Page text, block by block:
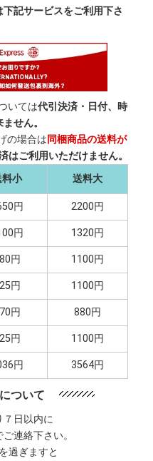
記サービスをご利用下さ
いては代引決済・日付、時
せん。
の場合は同梱商品の送料が
はご利用いただけません。
料小
送料大
円 2200円
円 1320円
円 1100円
円 1100円
円 880円
円 1100円
円 3564円
ついて
７日以内に
連絡下さい。
過ぎますと